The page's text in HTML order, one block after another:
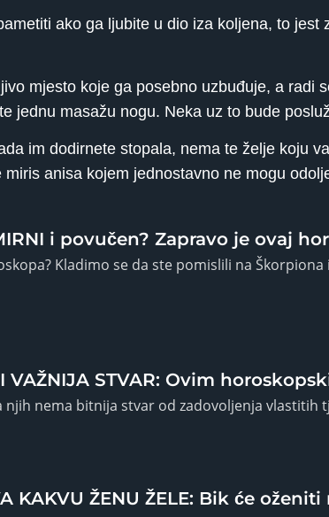
ako ga ljubite u dio iza koljena, to
mjesto koje ga posebno uzbuđuje, a radi
jednu masažu nogu. Neka uz to bude
im dodirnete stopala, nema te želje koju
anisa kojem jednostavno ne mogu
i povučen? Zapravo je ovaj
Kladimo se da ste pomislili na
VAŽNIJA STVAR: Ovim
njih nema bitnija stvar od zadovoljenja vlastitih
KAKVU ŽENU ŽELE: Bik će